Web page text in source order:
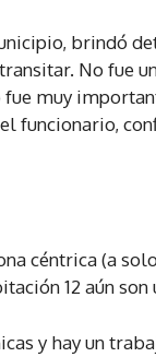
brindó
No fue
muy
funcionario,
céntrica (a
12 aún
y hay un